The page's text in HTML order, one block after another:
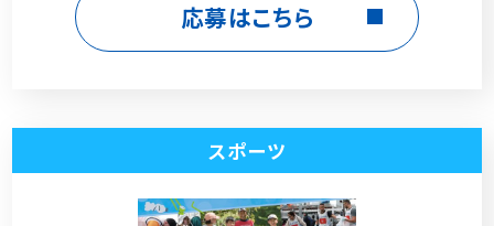
応募はこちら
スポーツ